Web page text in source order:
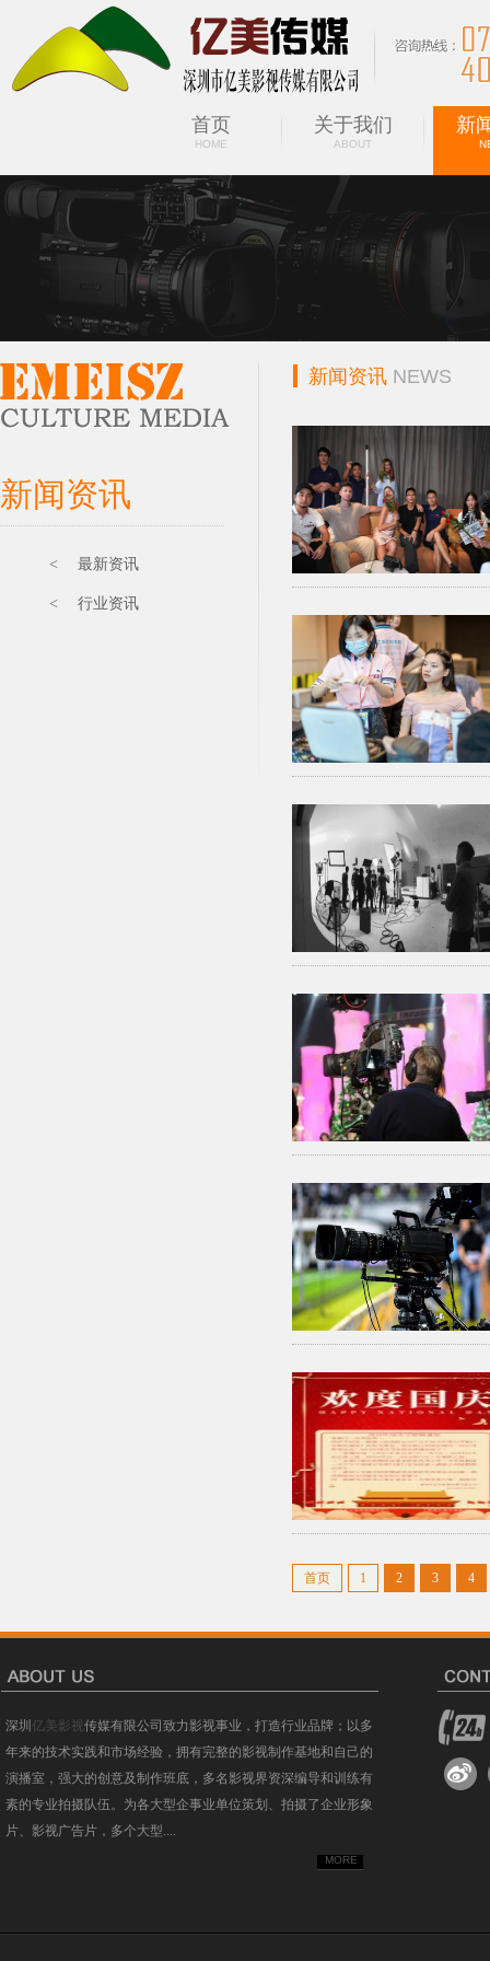
首页
HOME
关于我们
ABOUT
新
新闻资讯
< 最新资讯
< 行业资讯
新闻资讯 NEWS
首页 1 2 3 4
深圳 亿美影视传媒有限公司致力影视事业，打造行业品牌；以多
年来的技术实践和市场经验，拥有完整的影视制作基地和自己的
演播室，强大的创意及制作班底，多名影视界资深编导和训练有
素的专业拍摄队伍。为各大型企事业单位策划、拍摄了企业形象
片、影视广告片，多个大型....
MORE